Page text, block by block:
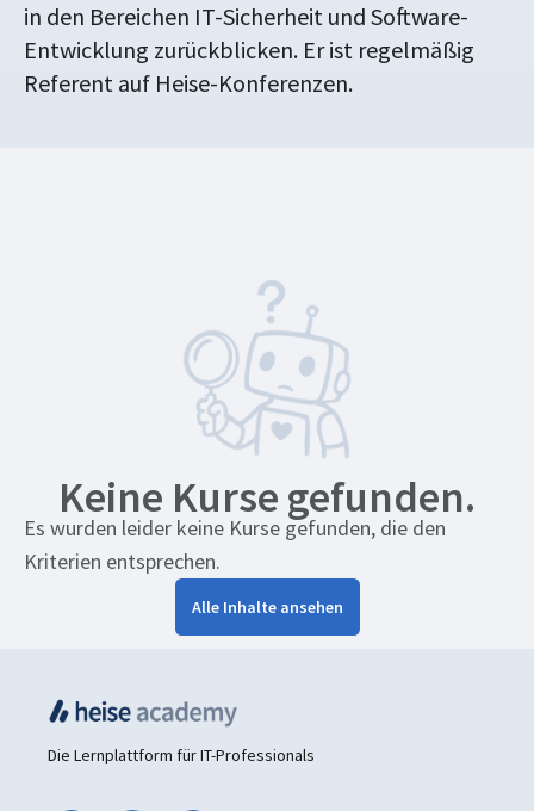
in den Bereichen IT-Sicherheit und Software-
Entwicklung zurückblicken. Er ist regelmäßig
Referent auf Heise-Konferenzen.
Keine Kurse gefunden.
Es wurden leider keine Kurse gefunden, die den
Kriterien entsprechen.
Alle Inhalte ansehen
Die Lernplattform für IT-Professionals